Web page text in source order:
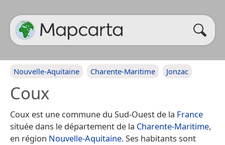
Nouvelle-Aquitaine Charente-Maritime Jonzac
Coux
Coux est une commune du Sud-Ouest de la France
située dans le département de la Charente-Maritime,
en région Nouvelle-Aquitaine. Ses habitants sont